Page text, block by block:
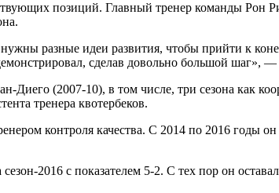
позиций. Главный тренер команды Рон
разные идеи развития, чтобы прийти к
сделав довольно большой шаг»,
Диего (2007-10), в том числе, три сезона как
тренера квотербеков.
контроля качества. С 2014 по 2016 годы
2016 с показателем 5-2. С тех пор он